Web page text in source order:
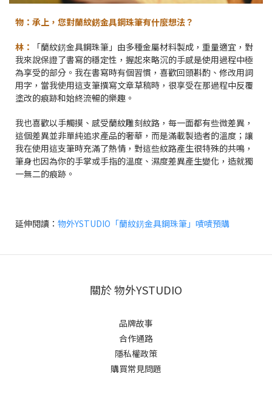
物：承上，您對蘭紋錺金具鋼珠筆有什麼想法？
林：
「蘭紋錺金具鋼珠筆」由多種金屬材料製成，重量適宜，對
我來說保證了書寫的穩定性，握起來略沉的手感是使用過程中極
為享受的部分。我在書寫時有個習慣，喜歡回頭斟酌、修改用詞
用字，當我使用這支筆撰寫文章草稿時，很享受在那過程中反覆
塗改的痕跡和始終流暢的樂趣。
我也喜歡以手觸摸、感受蘭紋雕刻紋路，每一面都有些微差異，
這個差異並非單純追求產品的奢華，而是滿載製造者的溫度；讓
我在使用這支筆時充滿了熱情，對這些紋路產生很特殊的共鳴，
筆身也因為你的手掌或手指的溫度、濕度差異產生變化，造就獨
一無二的痕跡。
延伸閱讀： 物外YSTUDIO「蘭紋錺金具鋼珠筆」嘖嘖預購
關於 物外YSTUDIO
品牌故事
合作通路
隱私權政策
購買常見問題